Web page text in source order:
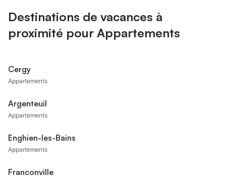
Destinations de vacances à
proximité pour Appartements
Cergy
Appartements
Argenteuil
Appartements
Enghien-les-Bains
Appartements
Franconville